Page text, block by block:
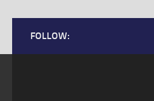
FOLLOW: